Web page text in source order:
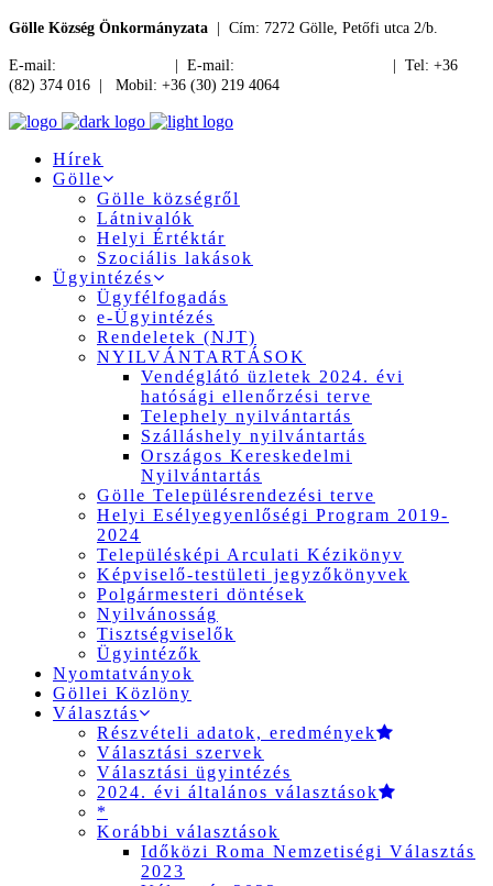
Gölle Község Önkormányzata | Cím: 7272 Gölle, Petőfi utca 2/b.
E-mail: | E-mail:
| Tel: +36
(82) 374 016 | Mobil: +36 (30) 219 4064
Hírek
Gölle
Gölle községről
Látnivalók
Helyi Értéktár
Szociális lakások
Ügyintézés
Ügyfélfogadás
e-Ügyintézés
Rendeletek (NJT)
NYILVÁNTARTÁSOK
Vendéglátó üzletek 2024. évi
hatósági ellenőrzési terve
Telephely nyilvántartás
Szálláshely nyilvántartás
Országos Kereskedelmi
Nyilvántartás
Gölle Településrendezési terve
Helyi Esélyegyenlőségi Program 2019-
2024
Településképi Arculati Kézikönyv
Képviselő-testületi jegyzőkönyvek
Polgármesteri döntések
Nyilvánosság
Tisztségviselők
Ügyintézők
Nyomtatványok
Göllei Közlöny
Választás
Részvételi adatok, eredmények
Választási szervek
Választási ügyintézés
2024. évi általános választások
*
Korábbi választások
Időközi Roma Nemzetiségi Választás
2023